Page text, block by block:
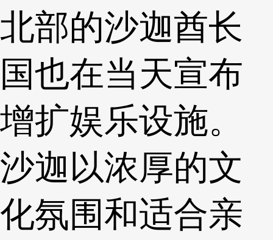
北部的沙迦酋长
国也在当天宣布
增扩娱乐设施。
沙迦以浓厚的文
化氛围和适合亲